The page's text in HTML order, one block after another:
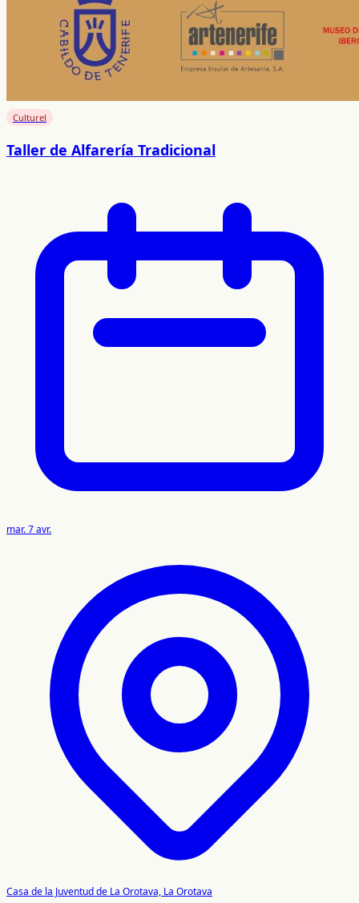
Culturel
Taller de Alfarería Tradicional
mar. 7 avr.
Casa de la Juventud de La Orotava, La Orotava